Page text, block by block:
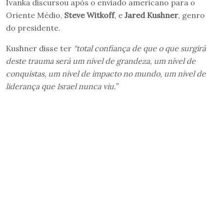
Ivanka discursou após o enviado americano para o
Oriente Médio, Steve Witkoff, e Jared Kushner, genro
do presidente.
Kushner disse ter “total confiança de que o que surgirá
deste trauma será um nível de grandeza, um nível de
conquistas, um nível de impacto no mundo, um nível de
liderança que Israel nunca viu.”